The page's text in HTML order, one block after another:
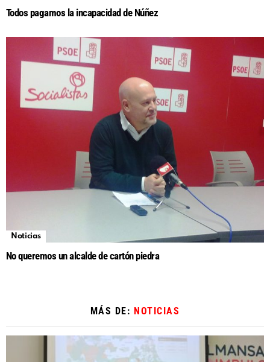
Todos pagamos la incapacidad de Núñez
Noticias
No queremos un alcalde de cartón piedra
MÁS DE: NOTICIAS